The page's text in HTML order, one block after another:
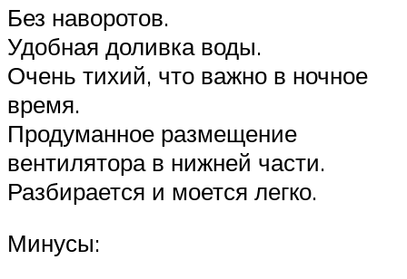
Без наворотов.
Удобная доливка воды.
Очень тихий, что важно в ночное
время.
Продуманное размещение
вентилятора в нижней части.
Разбирается и моется легко.
Минусы: